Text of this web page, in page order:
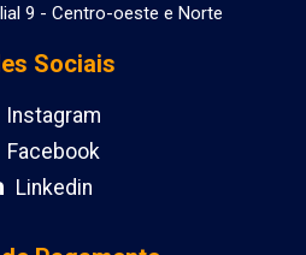
9 - Centro-oeste e Norte
Sociais
Instagram
Facebook
Linkedin